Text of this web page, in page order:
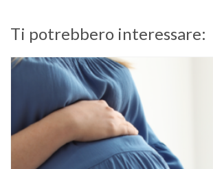
Ti potrebbero interessare: